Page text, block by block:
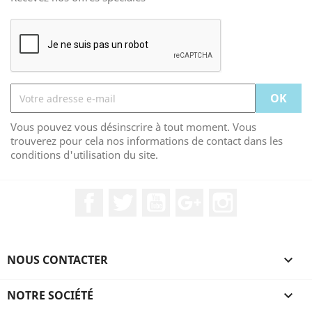
Vous pouvez vous désinscrire à tout moment. Vous
trouverez pour cela nos informations de contact dans les
conditions d'utilisation du site.
NOUS CONTACTER 
NOTRE SOCIÉTÉ 